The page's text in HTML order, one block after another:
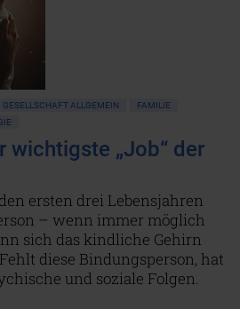
GESELLSCHAFT ALLGEMEIN
FAMILIE
wichtigste „Job“ der
ersten drei Lebensjahren
– wenn immer möglich
sich das kindliche Gehirn
diese Bindungsperson, hat
und soziale Folgen.